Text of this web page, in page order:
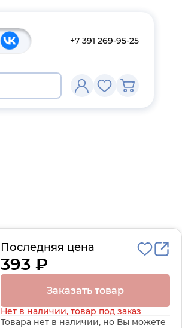
+7 391 269-95-25
Последняя цена
393 ₽
Заказать товар
Нет в наличии, товар под заказ
Товара нет в наличии, но Вы можете